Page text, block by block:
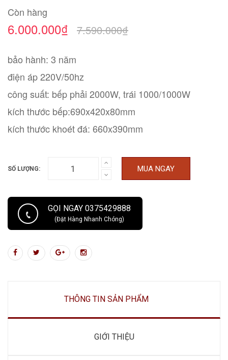
Còn hàng
6.000.000₫ 7.590.000₫
bảo hành: 3 năm
điện áp 220V/50hz
công suất: bếp phải 2000W, trái 1000/1000W
kích thước bếp:690x420x80mm
kích thước khoét đá: 660x390mm
SỐ LƯỢNG: MUA NGAY
GỌI NGAY 0375429888
(Đặt Hàng Nhanh Chóng)
THÔNG TIN SẢN PHẨM
GIỚI THIỆU